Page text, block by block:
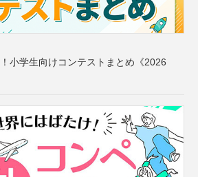
小学生向けコンテストまとめ《2026